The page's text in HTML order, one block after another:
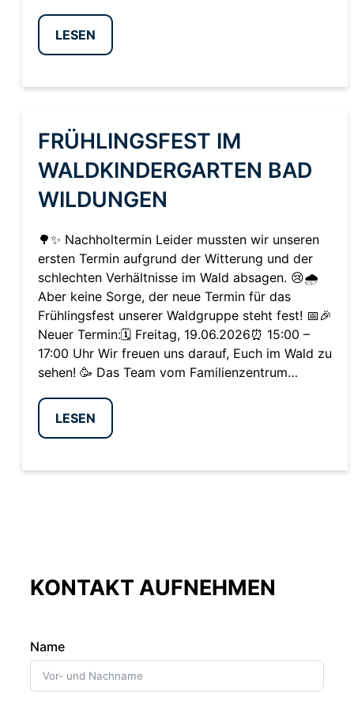
LESEN
FRÜHLINGSFEST IM
WALDKINDERGARTEN BAD
WILDUNGEN
🌳✨ Nachholtermin Leider mussten wir unseren
ersten Termin aufgrund der Witterung und der
schlechten Verhältnisse im Wald absagen. 😢🌧️
Aber keine Sorge, der neue Termin für das
Frühlingsfest unserer Waldgruppe steht fest! 📅🎉
Neuer Termin:🗓️ Freitag, 19.06.2026⏰ 15:00 –
17:00 Uhr Wir freuen uns darauf, Euch im Wald zu
sehen! 🥳 Das Team vom Familienzentrum…
LESEN
KONTAKT AUFNEHMEN
Name